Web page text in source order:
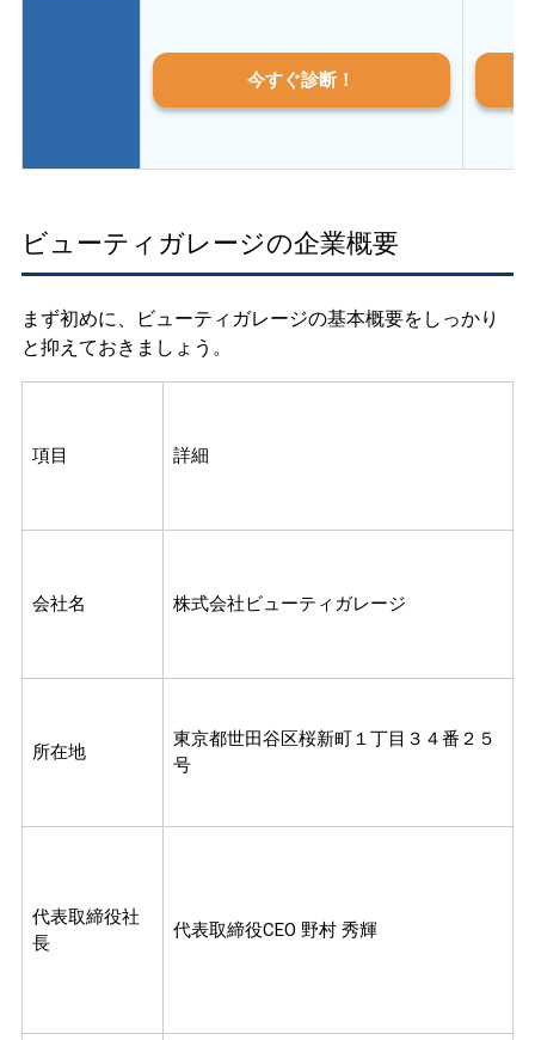
今すぐ診断！
ビューティガレージの企業概要
まず初めに、ビューティガレージの基本概要をしっかり
と抑えておきましょう。
項目 詳細
会社名 株式会社ビューティガレージ
所在地
東京都世田谷区桜新町１丁目３４番２５
号
代表取締役社
長
代表取締役CEO 野村 秀輝